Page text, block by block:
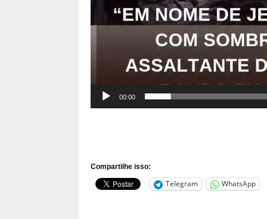
00:00
Compartilhe isso:
Telegram WhatsApp